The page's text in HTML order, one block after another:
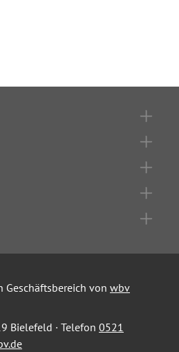
Geschäftsbereich von wbv
Bielefeld · Telefon 0521